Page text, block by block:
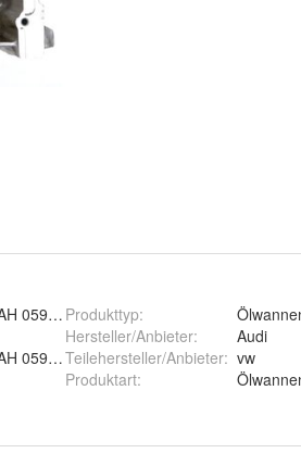
059 103 603 AH ,
059 103 603 AH ,
Produkttyp:
Hersteller/Anbieter:
Audi
Teilehersteller/Anbieter: vw
Produktart: